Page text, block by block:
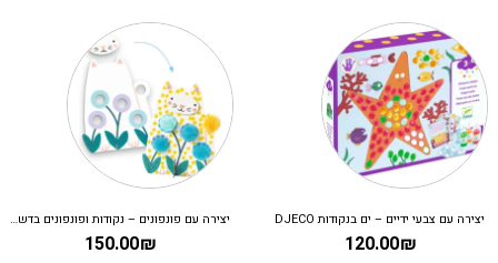
יצירה עם צבעי ידיים – ים בנקודות DJECO
120.00₪
יצירה עם פונפונים – נקודות ופונפונים בדשא DJECO
150.00₪